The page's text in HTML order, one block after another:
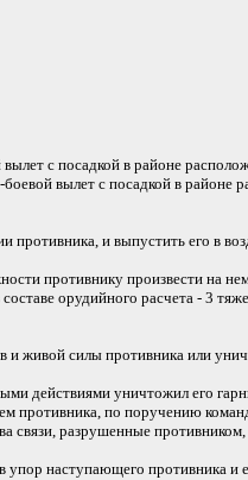
с посадкой в районе
вылет с посадкой в районе
и выпустить его в
противнику произвести на
орудийного расчета - 3
живой силы противника или
действиями уничтожил его
по поручению
связи, разрушенные
наступающего противника и